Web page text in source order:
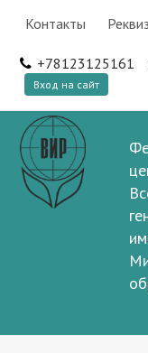
Контакты
+78123125161
Вход на сайт